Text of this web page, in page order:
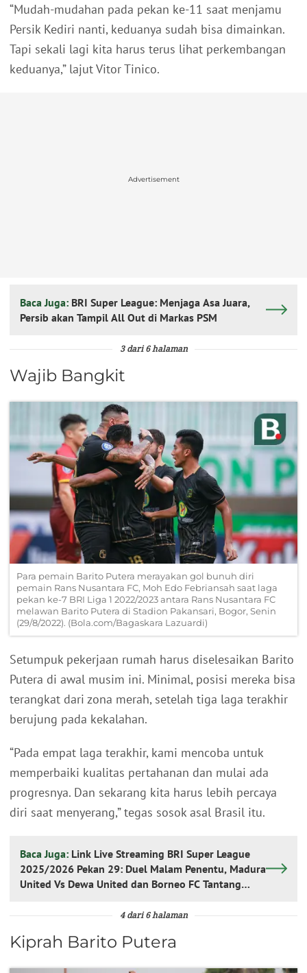
“Mudah-mudahan pada pekan ke-11 saat menjamu
Persik Kediri nanti, keduanya sudah bisa dimainkan.
Tapi sekali lagi kita harus terus lihat perkembangan
keduanya,” lajut Vitor Tinico.
Advertisement
Baca Juga: BRI Super League: Menjaga Asa Juara,
Persib akan Tampil All Out di Markas PSM
3 dari 6 halaman
Wajib Bangkit
Para pemain Barito Putera merayakan gol bunuh diri
pemain Rans Nusantara FC, Moh Edo Febriansah saat laga
pekan ke-7 BRI Liga 1 2022/2023 antara Rans Nusantara FC
melawan Barito Putera di Stadion Pakansari, Bogor, Senin
(29/8/2022). (Bola.com/Bagaskara Lazuardi)
Setumpuk pekerjaan rumah harus diselesaikan Barito
Putera di awal musim ini. Minimal, posisi mereka bisa
terangkat dari zona merah, setelah tiga laga terakhir
berujung pada kekalahan.
“Pada empat laga terakhir, kami mencoba untuk
memperbaiki kualitas pertahanan dan mulai ada
progresnya. Dan sekarang kita harus lebih percaya
diri saat menyerang,” tegas sosok asal Brasil itu.
Baca Juga: Link Live Streaming BRI Super League
2025/2026 Pekan 29: Duel Malam Penentu, Madura
United Vs Dewa United dan Borneo FC Tantang
4 dari 6 halaman
Kiprah Barito Putera